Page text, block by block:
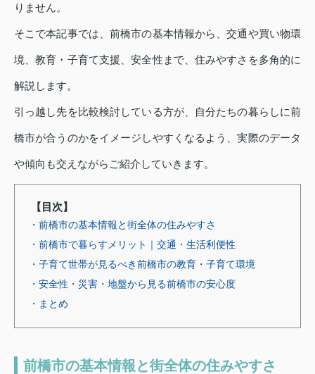
りません。
そこで本記事では、前橋市の基本情報から、交通や買い物環
境、教育・子育て支援、安全性まで、住みやすさを多角的に
解説します。
引っ越し先を比較検討している方が、自分たちの暮らしに前
橋市が合うのかをイメージしやすくなるよう、実際のデータ
や傾向も交えながらご紹介していきます。
【目次】
・前橋市の基本情報と街全体の住みやすさ
・前橋市で暮らすメリット｜交通・生活利便性
・子育て世帯が見るべき前橋市の教育・子育て環境
・安全性・災害・地盤から見る前橋市の安心度
・まとめ
前橋市の基本情報と街全体の住みやすさ